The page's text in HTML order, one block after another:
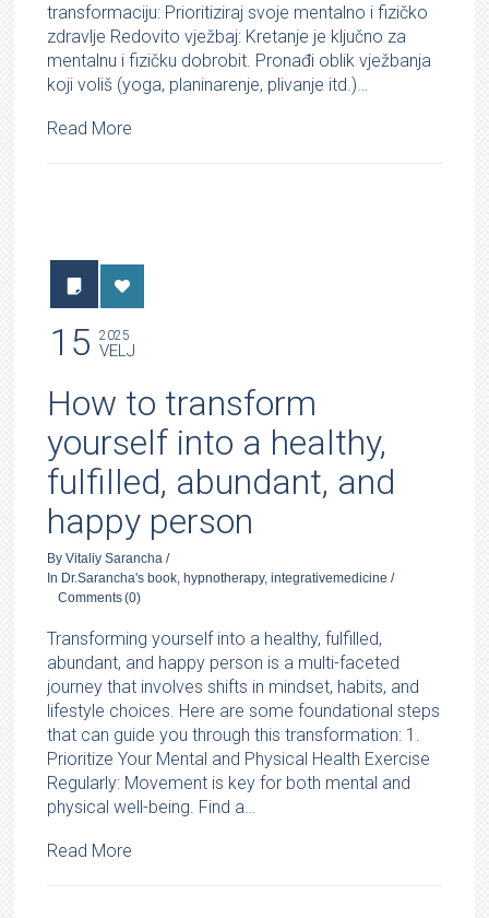
transformaciju: Prioritiziraj svoje mentalno i fizičko
zdravlje Redovito vježbaj: Kretanje je ključno za
mentalnu i fizičku dobrobit. Pronađi oblik vježbanja
koji voliš (yoga, planinarenje, plivanje itd.)…
Read More
15 2025
VELJ
How to transform
yourself into a healthy,
fulfilled, abundant, and
happy person
ByVitaliy Sarancha /
In Dr.Sarancha's book,hypnotherapy,integrativemedicine /
Comments(0)
Transforming yourself into a healthy, fulfilled,
abundant, and happy person is a multi-faceted
journey that involves shifts in mindset, habits, and
lifestyle choices. Here are some foundational steps
that can guide you through this transformation: 1.
Prioritize Your Mental and Physical Health Exercise
Regularly: Movement is key for both mental and
physical well-being. Find a…
Read More